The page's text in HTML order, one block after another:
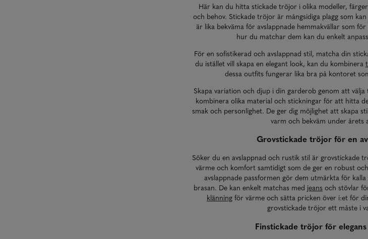
Här kan du hitta stickade tröjor i olika modeller,
och behov. Stickade tröjor är mångsidiga plagg som
är lika bekväma för avslappnade hemmakvällar som
hur du matchar dem kan du enkelt
För en sofistikerad och avslappnad stil, matcha din
du istället vill skapa en elegant look, kan du kombinera
dessa outfits fungerar lika bra på kontoret
Skapa variation och djup i din garderob genom att
kombinera olika material och stickningar för att hitta
smak och personlighet. De ger dig möjlighet att skapa
varm och bekväm under årets
Grovstickade tröjor för en
Söker du en avslappnad och rustik stil är grovstickade
värme och komfort samtidigt som de ger en robust
avslappnade passformen gör dem utmärkta för
brasan. De kan enkelt matchas med jeans och stövlar
klänning för värme och sätta pricken över i:et för
grovstickade tröjor ett måste i
Finstickade tröjor för